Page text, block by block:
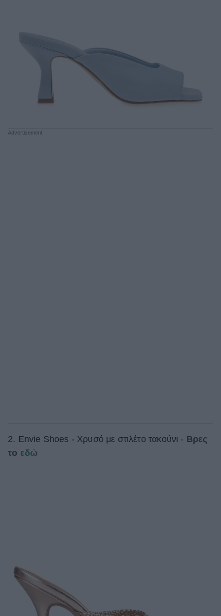
2. Envie Shoes - Χρυσό με στιλέτο τακούνι - Βρες
το εδώ